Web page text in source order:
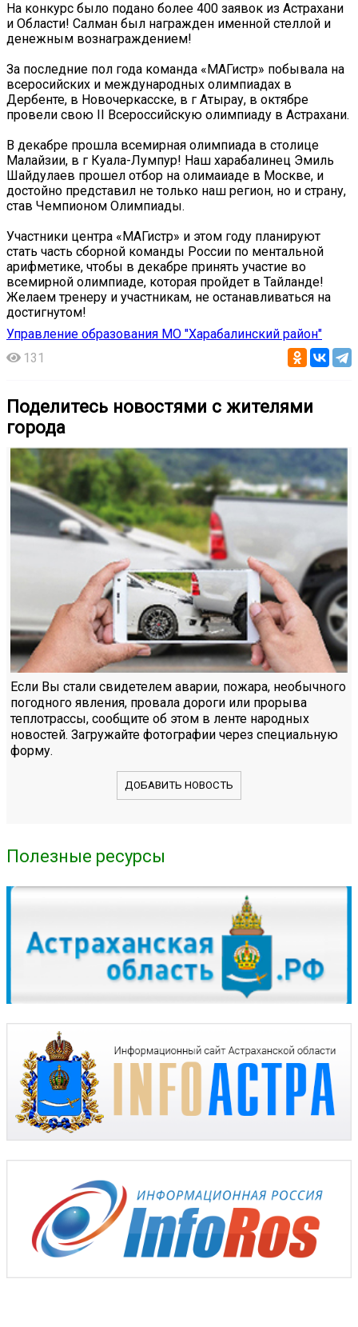
На конкурс было подано более 400 заявок из Астрахани
и Области! Салман был награжден именной стеллой и
денежным вознаграждением!
За последние пол года команда «МАГистр» побывала на
всеросийских и международных олимпиадах в
Дербенте, в Новочеркасске, в г Атырау, в октябре
провели свою II Всероссийскую олимпиаду в Астрахани.
В декабре прошла всемирная олимпиада в столице
Малайзии, в г Куала-Лумпур! Наш харабалинец Эмиль
Шайдулаев прошел отбор на олимаиаде в Москве, и
достойно представил не только наш регион, но и страну,
став Чемпионом Олимпиады.
Участники центра «МАГистр» и этом году планируют
стать часть сборной команды России по ментальной
арифметике, чтобы в декабре принять участие во
всемирной олимпиаде, которая пройдет в Тайланде!
Желаем тренеру и участникам, не останавливаться на
достигнутом!
Управление образования МО "Харабалинский район"
131
Поделитесь новостями с жителями
города
Если Вы стали свидетелем аварии, пожара, необычного
погодного явления, провала дороги или прорыва
теплотрассы, сообщите об этом в ленте народных
новостей. Загружайте фотографии через специальную
форму.
ДОБАВИТЬ НОВОСТЬ
Полезные ресурсы